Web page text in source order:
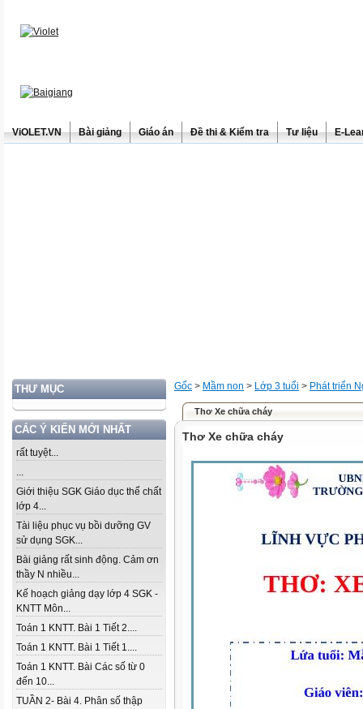
ViOLET.VN Bài giảng Giáo án Đề thi & Kiểm tra Tư liệu E-
THƯ MỤC
CÁC Ý KIẾN MỚI NHẤT
rất tuyệt...
...
Giới thiệu SGK Giáo dục thể chất
lớp 4...
Tài liệu phục vụ bồi dưỡng GV
sử dụng SGK...
Bài giảng rất sinh động. Cảm ơn
thầy N nhiều...
Kế hoạch giảng dạy lớp 4 SGK -
KNTT Môn...
Toán 1 KNTT. Bài 1 Tiết 2....
Toán 1 KNTT. Bài 1 Tiết 1....
Toán 1 KNTT. Bài Các số từ 0
đến 10...
TUẦN 2- Bài 4. Phân số thập
Gốc > Mầm non > Lớp 3 tuổi > Phát triển
Thơ Xe chữa cháy
Thơ Xe chữa cháy